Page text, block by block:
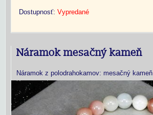
Dostupnosť: Vypredané
Náramok mesačný kameň
Náramok z polodrahokamov: mesačný kameň